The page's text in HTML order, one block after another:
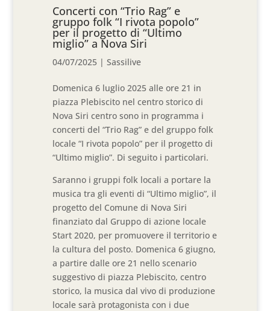
Concerti con “Trio Rag” e
gruppo folk “I rivota popolo”
per il progetto di “Ultimo
miglio” a Nova Siri
04/07/2025 |Sassilive
Domenica 6 luglio 2025 alle ore 21 in
piazza Plebiscito nel centro storico di
Nova Siri centro sono in programma i
concerti del “Trio Rag” e del gruppo folk
locale “I rivota popolo” per il progetto di
“Ultimo miglio”. Di seguito i particolari.
Saranno i gruppi folk locali a portare la
musica tra gli eventi di “Ultimo miglio”, il
progetto del Comune di Nova Siri
finanziato dal Gruppo di azione locale
Start 2020, per promuovere il territorio e
la cultura del posto. Domenica 6 giugno,
a partire dalle ore 21 nello scenario
suggestivo di piazza Plebiscito, centro
storico, la musica dal vivo di produzione
locale sarà protagonista con i due